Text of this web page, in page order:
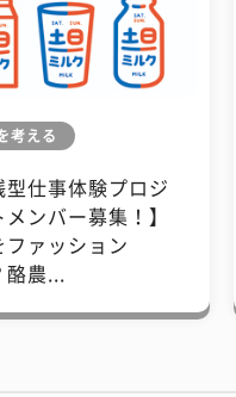
考える
型仕事体験プロジ
メンバー募集！】
ファッション
農...